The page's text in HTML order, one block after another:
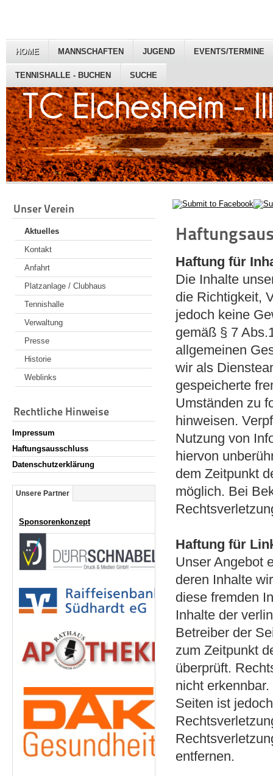
HOME MANNSCHAFTEN JUGEND EVENTS/TERMINE
TENNISHALLE - BUCHEN SUCHE
Unser Verein
Aktuelles
Kontakt
Anfahrt
Platzanlage / Clubhaus
Tennishalle
Verwaltung
Presse
Historie
Weblinks
Rechtliche Hinweise
Impressum
Haftungsausschluss
Datenschutzerklärung
Unsere Partner
Sponsorenkonzept
Haftung für
Die Inhalte
die Richtigkeit,
jedoch keine
gemäß § 7
allgemeinen
wir als
gespeicherte
Umständen zu
hinweisen.
Nutzung von
hiervon
dem Zeitpunkt
möglich. Bei
Haftung für
Unser Angebot
deren Inhalte
diese fremden
Inhalte der
Betreiber der
zum Zeitpunkt
überprüft.
nicht
Seiten ist
entfernen.